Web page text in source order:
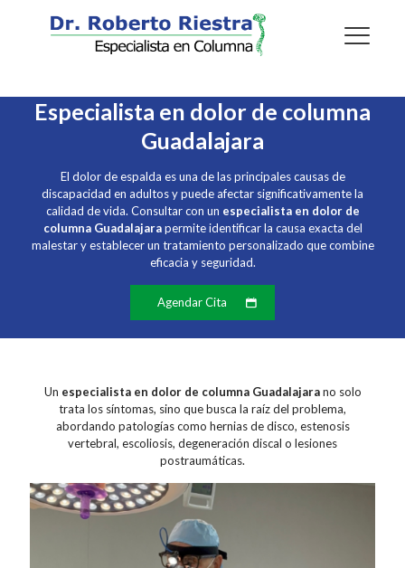
Especialista en dolor de columna
Guadalajara
El dolor de espalda es una de las principales causas de
discapacidad en adultos y puede afectar significativamente la
calidad de vida. Consultar con un especialista en dolor de
columna Guadalajarapermite identificar la causa exacta del
malestar y establecer un tratamiento personalizado que combine
eficacia y seguridad.
Agendar Cita
Un especialista en dolor de columna Guadalajarano solo
trata los síntomas, sino que busca la raíz del problema,
abordando patologías como hernias de disco, estenosis
vertebral, escoliosis, degeneración discal o lesiones
postraumáticas.